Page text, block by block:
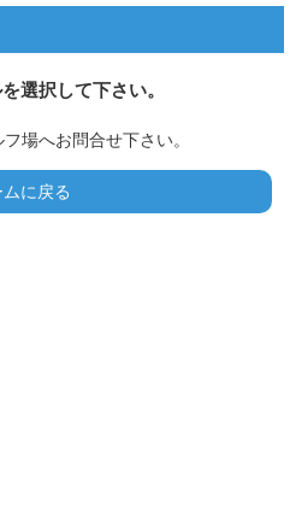
選択して下さい。
場へお問合せ下さい。
ムに戻る